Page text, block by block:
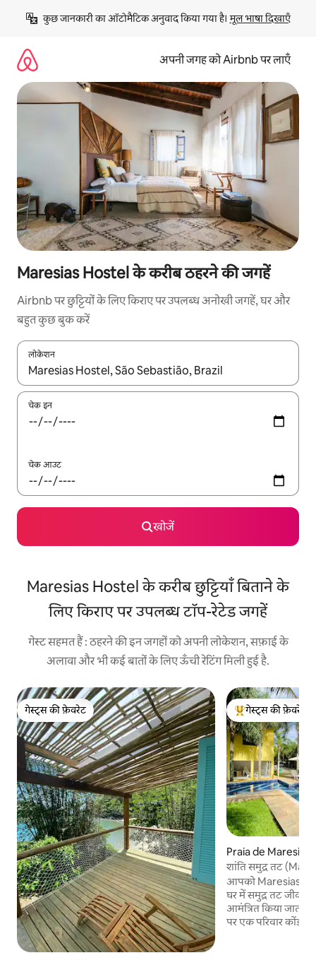
छोड़कर
कॉन्टेंट
कुछ जानकारी का ऑटोमैटिक अनुवाद किया गया है। मूल भाषा दिखाएँ
अपनी जगह को Airbnb पर लाएँ
Maresias Hostel के करीब ठहरने की जगहें
Airbnb पर छुट्टियों के लिए किराए पर उपलब्ध अनोखी जगहें, घर और
बहुत कुछ बुक करें
लोकेशन
नतीजों के उपलब्ध होने पर, अप और डाउन 'ऐरो की' का इस्तेमाल करके नेविगेट
चेक इन
चेक आउट
खोजें
Maresias Hostel के करीब छुट्टियाँ बिताने के
लिए किराए पर उपलब्ध टॉप-रेटेड जगहें
गेस्ट सहमत हैं : ठहरने की इन जगहों को अपनी लोकेशन, सफ़ाई के
अलावा और भी कई बातों के लिए ऊँची रेटिंग मिली हुई है.
गेस्ट्स की फ़ेवरेट
गेस्ट्स की फ़ेवरेट
गेस्ट्स का टॉप फ़ेवरेट
गेस्ट्स की फ़ेवरेट
Praia de Maresias
शांति समुद्र तट
आपको Maresias के
घर में समुद्र तट
आमंत्रित किया जाता
पर एक परिवार